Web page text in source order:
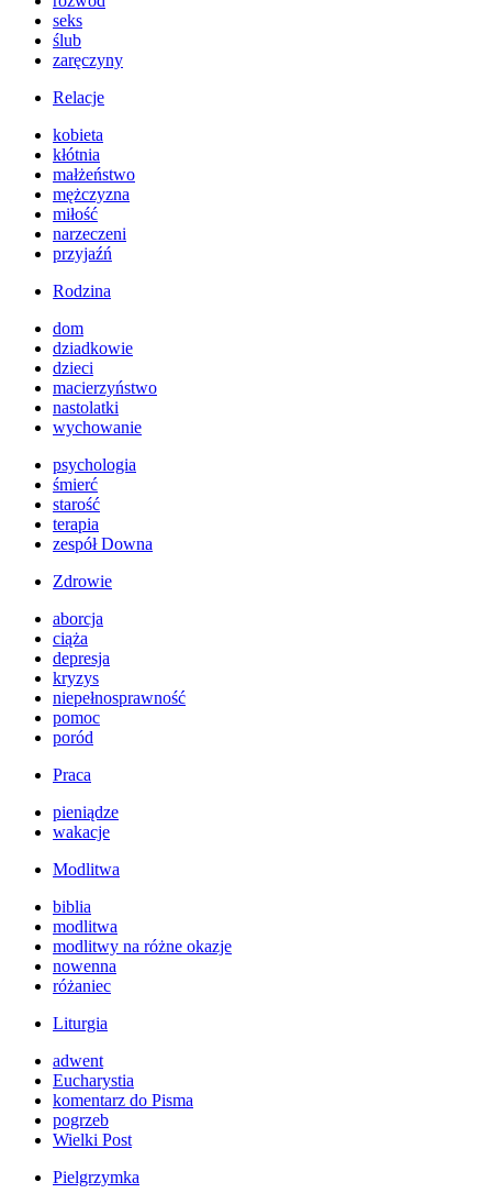
seks
ślub
zaręczyny
Relacje
kobieta
kłótnia
małżeństwo
mężczyzna
miłość
narzeczeni
przyjaźń
Rodzina
dom
dziadkowie
dzieci
macierzyństwo
nastolatki
wychowanie
psychologia
śmierć
starość
terapia
zespół Downa
Zdrowie
aborcja
ciąża
depresja
kryzys
niepełnosprawność
pomoc
poród
Praca
pieniądze
wakacje
Modlitwa
biblia
modlitwa
modlitwy na różne okazje
nowenna
różaniec
Liturgia
adwent
Eucharystia
komentarz do Pisma
pogrzeb
Wielki Post
Pielgrzymka